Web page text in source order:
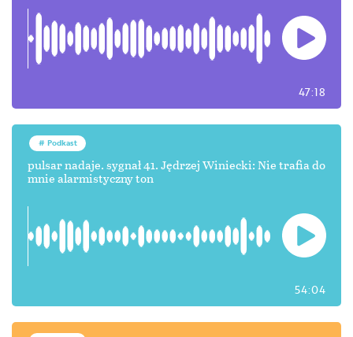
47:18
Podkast
pulsar nadaje. sygnał 41. Jędrzej Winiecki: Nie trafia do
mnie alarmistyczny ton
54:04